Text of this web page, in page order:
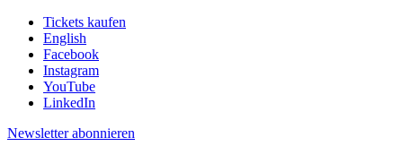
Tickets kaufen
English
Facebook
Instagram
YouTube
LinkedIn
Newsletter abonnieren